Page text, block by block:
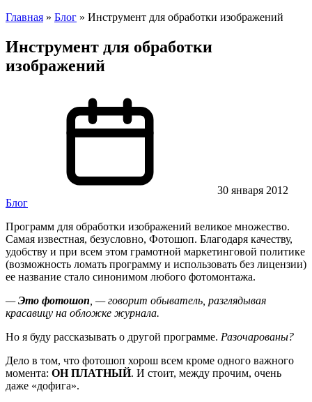
Главная » Блог » Инструмент для обработки изображений
Инструмент для обработки
изображений
30 января 2012
Блог
Программ для обработки изображений великое множество.
Самая известная, безусловно, Фотошоп. Благодаря качеству,
удобству и при всем этом грамотной маркетинговой политике
(возможность ломать программу и использовать без лицензии)
ее название стало синонимом любого фотомонтажа.
—Это фотошоп , — говорит обыватель, разглядывая
красавицу на обложке журнала.
Но я буду рассказывать о другой программе. Разочарованы?
Дело в том, что фотошоп хорош всем кроме одного важного
момента: ОН ПЛАТНЫЙ. И стоит, между прочим, очень
даже «дофига».